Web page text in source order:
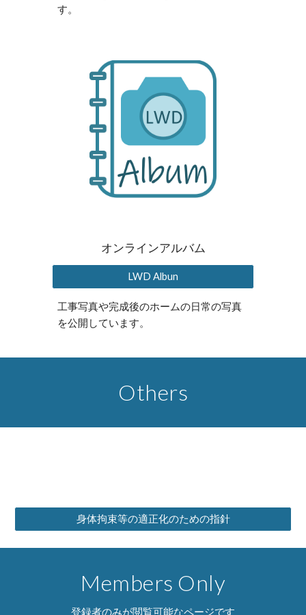
す。
オンラインアルバム
LWD Albun
工事写真や完成後のホームの日常の写真
を公開しています。
Others
身体拘束等の適正化のための指針
Members Only
登録者のみが閲覧可能なページです